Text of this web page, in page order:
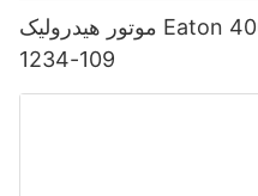
موتور هیدرولیک Eaton 4000 Char Lynn 4K-310 مدل
109-1234